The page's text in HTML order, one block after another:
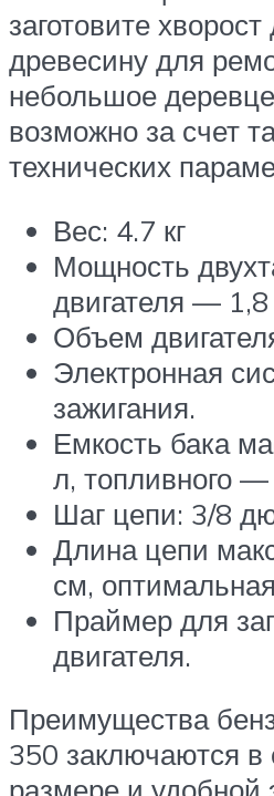
заготовите
древесину для
небольшое
возможно за счет
технических
Вес: 4.7 кг
Мощность
двигателя —
Объем
Электронная
зажигания.
Емкость бака
л, топливного —
Шаг цепи: 3/8
Длина цепи
см,
Праймер для
двигателя.
Преимущества
350 заключаются в